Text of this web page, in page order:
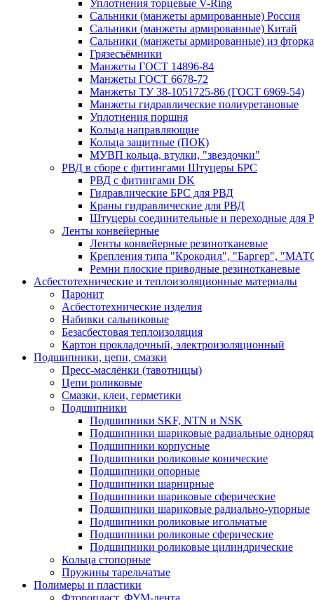
Уплотнения торцевые V-Ring
Сальники (манжеты армированные) Россия
Сальники (манжеты армированные) Китай
Сальники (манжеты армированные) из
Грязесъёмники
Манжеты ГОСТ 14896-84
Манжеты ГОСТ 6678-72
Манжеты ТУ 38-1051725-86 (ГОСТ 6969-54)
Манжеты гидравлические полиуретановые
Уплотнения поршня
Кольца направляющие
Кольца защитные (ПОК)
МУВП кольца, втулки, "звездочки"
РВД в сборе с фитингами Штуцеры БРС
РВД с фитингами DK
Гидравлические БРС для РВД
Краны гидравлические для РВД
Штуцеры соединительные и переходные для
Ленты конвейерные
Ленты конвейерные резинотканевые
Крепления типа "Крокодил", "Баргер",
Ремни плоские приводные резинотканевые
Асбестотехнические и теплоизоляционные материалы
Паронит
Асбестотехнические изделия
Набивки сальниковые
Безасбестовая теплоизоляция
Картон прокладочный, электроизоляционный
Подшипники, цепи, смазки
Пресс-маслёнки (тавотницы)
Цепи роликовые
Смазки, клеи, герметики
Подшипники
Подшипники SKF, NTN и NSK
Подшипники шариковые радиальные
Подшипники корпусные
Подшипники роликовые конические
Подшипники опорные
Подшипники шарнирные
Подшипники шариковые сферические
Подшипники шариковые радиально-упорные
Подшипники роликовые игольчатые
Подшипники роликовые сферические
Подшипники роликовые цилиндрические
Кольца стопорные
Пружины тарельчатые
Полимеры и пластики
Фторопласт, ФУМ-лента